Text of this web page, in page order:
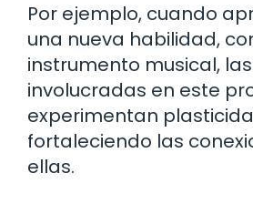
Por ejemplo, cuando
una nueva habilidad,
instrumento musical,
involucradas en este
experimentan
fortaleciendo las
ellas.